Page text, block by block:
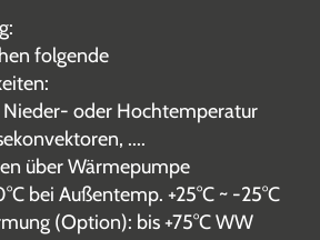
folgende
Nieder- oder Hochtemperatur
....
über Wärmepumpe
bei Außentemp. +25°C ~ -25°C
(Option): bis +75°C WW